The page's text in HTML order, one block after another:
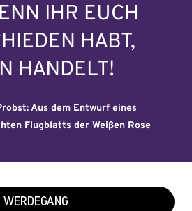
IHR EUCH
HABT,
HANDELT!
Aus dem Entwurf eines
Flugblatts der Weißen Rose
WERDEGANG